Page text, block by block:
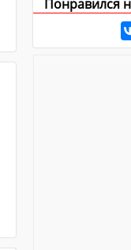
Понравился